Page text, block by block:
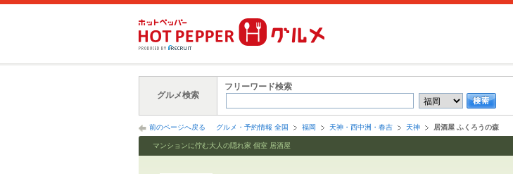
グルメ検索
フリーワード検索
前のページへ戻る グルメ・予約情報 全国 福岡 天神・西中洲・春吉 天神 居酒屋 ふくろうの森
マンションに佇む大人の隠れ家 個室 居酒屋